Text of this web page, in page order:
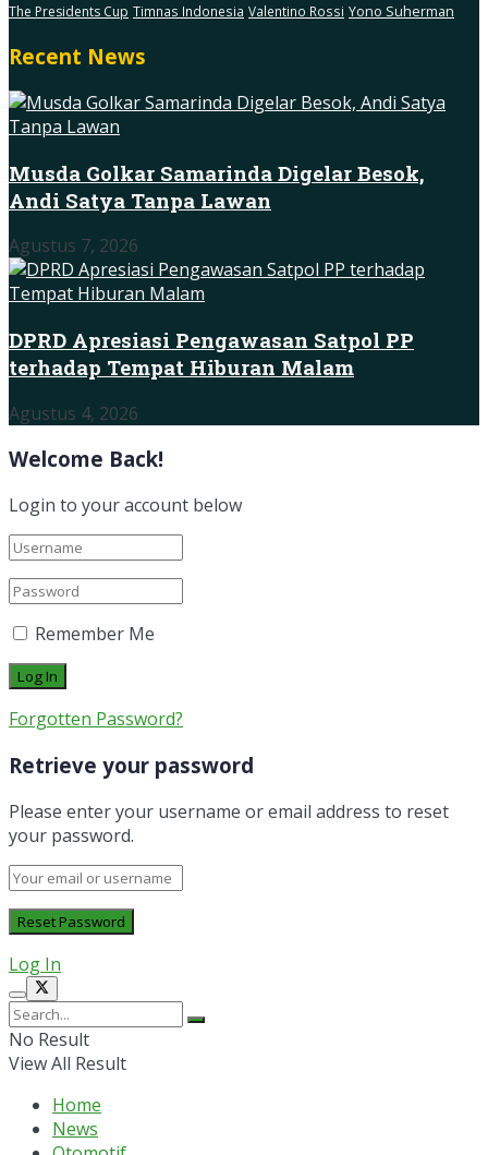
The Presidents Cup Timnas Indonesia Valentino Rossi Yono Suherman
Recent News
Musda Golkar Samarinda Digelar Besok,
Andi Satya Tanpa Lawan
Agustus 7, 2026
DPRD Apresiasi Pengawasan Satpol PP
terhadap Tempat Hiburan Malam
Agustus 4, 2026
Welcome Back!
Login to your account below
Remember Me
Forgotten Password?
Retrieve your password
Please enter your username or email address to reset
your password.
Log In
No Result
View All Result
Home
News